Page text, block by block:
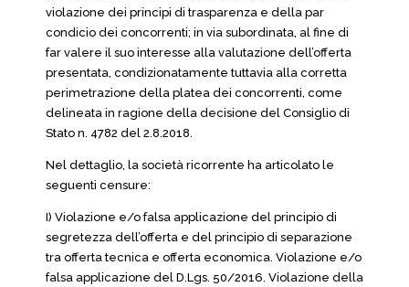
violazione dei principi di trasparenza e della par
condicio dei concorrenti; in via subordinata, al fine di
far valere il suo interesse alla valutazione dell’offerta
presentata, condizionatamente tuttavia alla corretta
perimetrazione della platea dei concorrenti, come
delineata in ragione della decisione del Consiglio di
Stato n. 4782 del 2.8.2018.
Nel dettaglio, la società ricorrente ha articolato le
seguenti censure:
I) Violazione e/o falsa applicazione del principio di
segretezza dell’offerta e del principio di separazione
tra offerta tecnica e offerta economica. Violazione e/o
falsa applicazione del D.Lgs. 50/2016. Violazione della